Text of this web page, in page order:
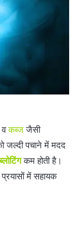
वकब्जजैसी
जल्दी पचाने में मदद
ब्लोटिंग कम होती है।
में सहायक